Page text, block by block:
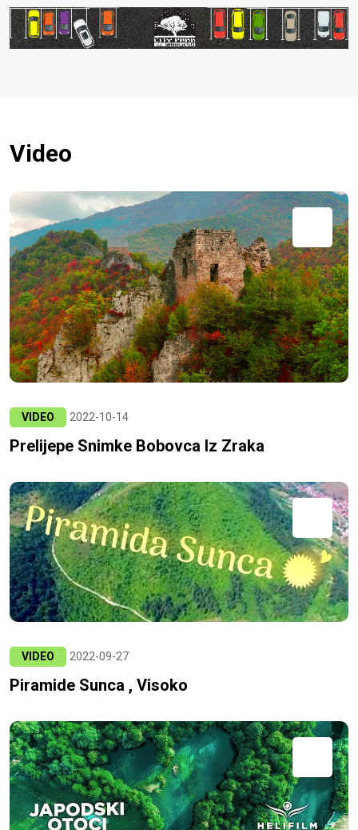
Video
VIDEO 2022-10-14
Prelijepe Snimke Bobovca Iz Zraka
VIDEO 2022-09-27
Piramide Sunca , Visoko